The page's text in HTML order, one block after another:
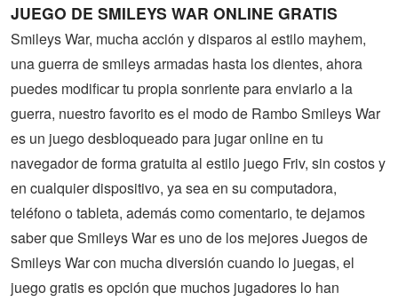
Animaciones
JUEGO DE SMILEYS WAR ONLINE GRATIS
Smileys War, mucha acción y disparos al estilo mayhem,
una guerra de smileys armadas hasta los dientes, ahora
puedes modificar tu propia sonriente para enviarlo a la
guerra, nuestro favorito es el modo de Rambo Smileys War
es un juego desbloqueado para jugar online en tu
navegador de forma gratuita al estilo juego Friv, sin costos y
en cualquier dispositivo, ya sea en su computadora,
teléfono o tableta, además como comentario, te dejamos
saber que Smileys War es uno de los mejores Juegos de
Smileys War con mucha diversión cuando lo juegas, el
juego gratis es opción que muchos jugadores lo han